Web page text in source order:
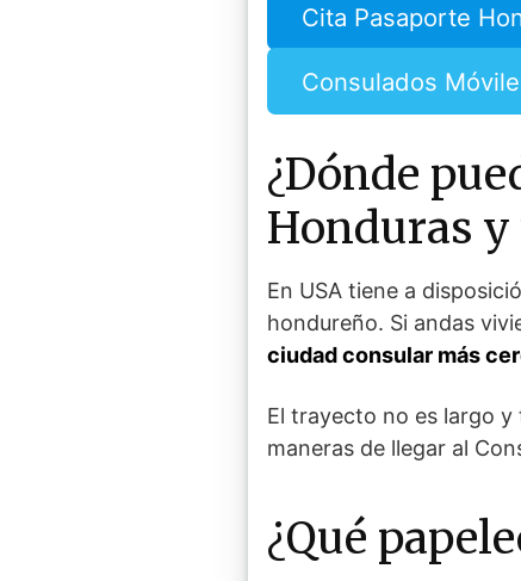
Cita Pasaporte
Consulados
¿Dónde
Honduras y
En USA tiene a
hondureño. Si andas
ciudad consular más
El trayecto no es largo y
maneras de llegar al
¿Qué